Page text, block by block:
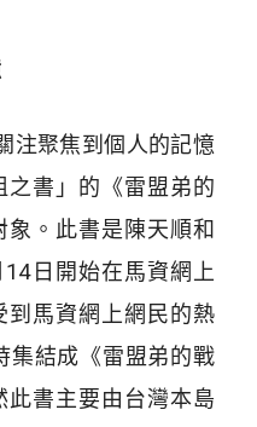
注聚焦到個人的記憶
之書」的《雷盟弟的
。此書是陳天順和
日開始在馬資網上
到馬資網上網民的熱
集結成《雷盟弟的戰
書主要由台灣本島